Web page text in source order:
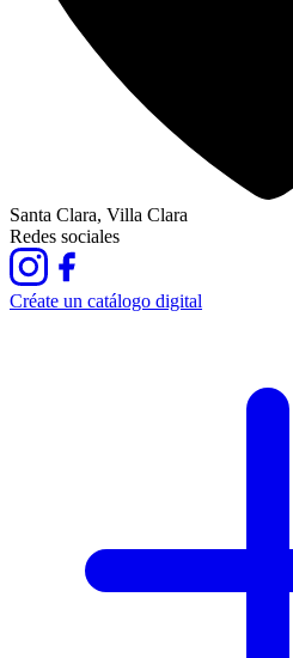
Santa Clara, Villa Clara
Redes sociales
Créate un catálogo digital